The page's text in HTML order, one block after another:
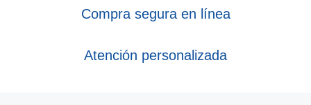
Compra segura en línea
Atención personalizada